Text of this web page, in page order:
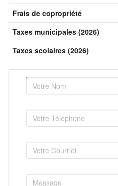
Frais de copropriété
Taxes municipales (2026)
Taxes scolaires (2026)